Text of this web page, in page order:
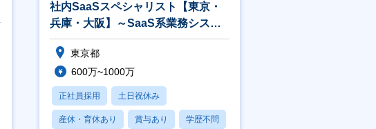
社内SaaSスペシャリスト【東京・
兵庫・大阪】～SaaS系業務システ
ム / ツール全般の企画、導入～
東京都
600万~1000万
正社員採用 土日祝休み
産休・育休あり 賞与あり 学歴不問